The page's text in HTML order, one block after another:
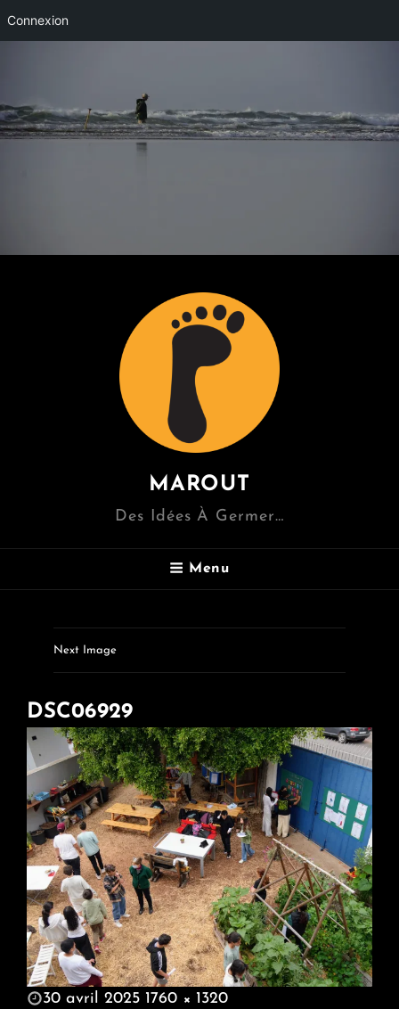
Connexion
MAROUT
Des Idées À Germer…
Menu
Next Image
DSC06929
POSTED
30 avril 2025 1760 × 1320